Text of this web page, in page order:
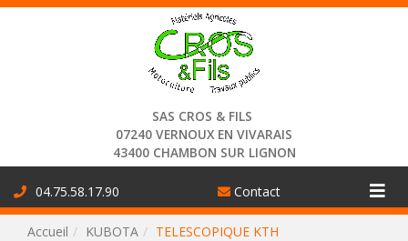
Connexion
SAS CROS & FILS
07240 VERNOUX EN VIVARAIS
43400 CHAMBON SUR LIGNON
04.75.58.17.90 Contact
la
Accueil KUBOTA TELESCOPIQUE KTH